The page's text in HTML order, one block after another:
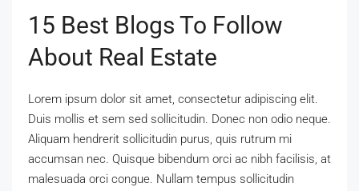
15 Best Blogs To Follow
About Real Estate
Lorem ipsum dolor sit amet, consectetur adipiscing elit.
Duis mollis et sem sed sollicitudin. Donec non odio neque.
Aliquam hendrerit sollicitudin purus, quis rutrum mi
accumsan nec. Quisque bibendum orci ac nibh facilisis, at
malesuada orci congue. Nullam tempus sollicitudin